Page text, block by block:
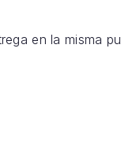
en la misma